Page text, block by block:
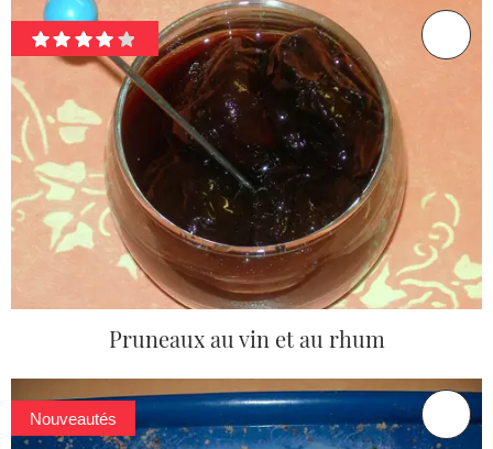
Pruneaux au vin et au rhum
Nouveautés